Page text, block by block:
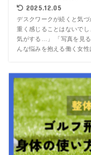
2025.12.05
デスクワークが続くと気
重く感じることはないで
気がする…」 「写真を見
んな悩みを抱える働く女性